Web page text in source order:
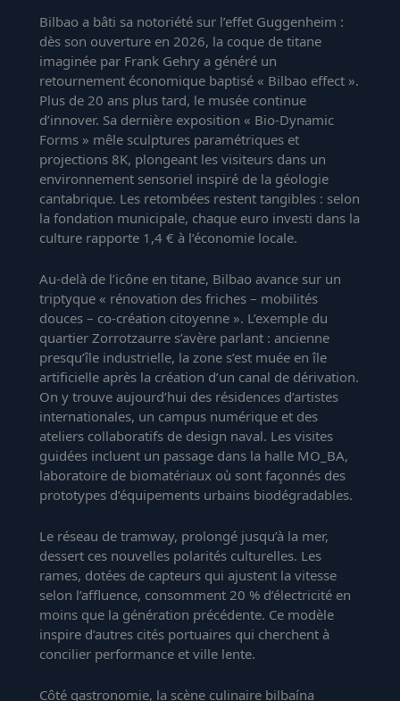
Bilbao a bâti sa notoriété sur l’effet Guggenheim :
dès son ouverture en 2026, la coque de titane
imaginée par Frank Gehry a généré un
retournement économique baptisé « Bilbao effect ».
Plus de 20 ans plus tard, le musée continue
d’innover. Sa dernière exposition « Bio-Dynamic
Forms » mêle sculptures paramétriques et
projections 8K, plongeant les visiteurs dans un
environnement sensoriel inspiré de la géologie
cantabrique. Les retombées restent tangibles : selon
la fondation municipale, chaque euro investi dans la
culture rapporte 1,4 € à l’économie locale.
Au-delà de l’icône en titane, Bilbao avance sur un
triptyque « rénovation des friches – mobilités
douces – co-création citoyenne ». L’exemple du
quartier Zorrotzaurre s’avère parlant : ancienne
presqu’île industrielle, la zone s’est muée en île
artificielle après la création d’un canal de dérivation.
On y trouve aujourd’hui des résidences d’artistes
internationales, un campus numérique et des
ateliers collaboratifs de design naval. Les visites
guidées incluent un passage dans la halle MO_BA,
laboratoire de biomatériaux où sont façonnés des
prototypes d’équipements urbains biodégradables.
Le réseau de tramway, prolongé jusqu’à la mer,
dessert ces nouvelles polarités culturelles. Les
rames, dotées de capteurs qui ajustent la vitesse
selon l’affluence, consomment 20 % d’électricité en
moins que la génération précédente. Ce modèle
inspire d’autres cités portuaires qui cherchent à
concilier performance et ville lente.
Côté gastronomie, la scène culinaire bilbaína